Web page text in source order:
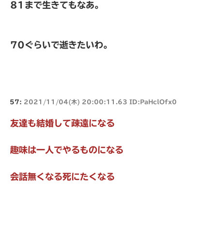
81まで生きてもなあ。
70ぐらいで逝きたいわ。
57: 2021/11/04(木) 20:00:11.63 ID:PaHclOfx0
友達も結婚して疎遠になる
趣味は一人でやるものになる
会話無くなる死にたくなる